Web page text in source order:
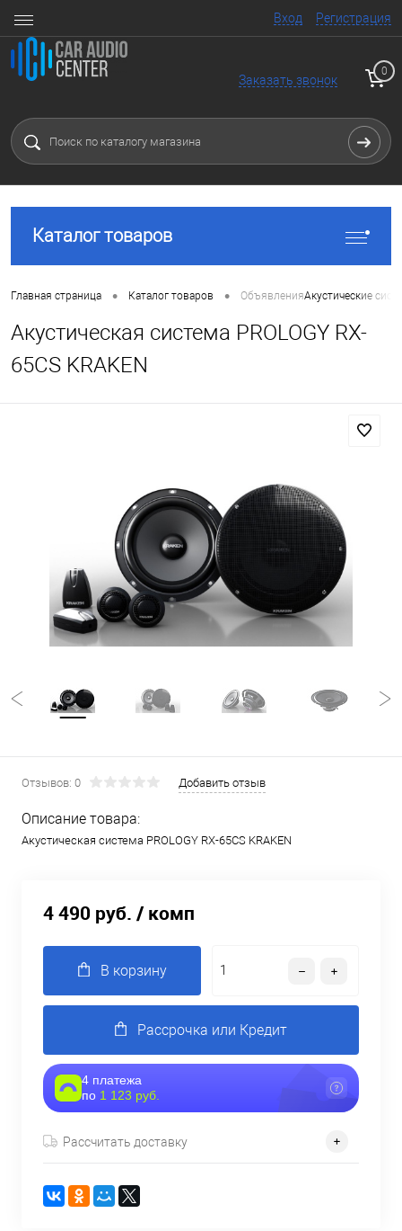
Вход Регистрация
Заказать звонок
0
Каталог товаров
Главная страница • Каталог товаров • ОбъявленияАкустические
Акустическая система PROLOGY RX-
65CS KRAKEN
Отзывов: 0 Добавить отзыв
Описание товара:
Акустическая система PROLOGY RX-65CS KRAKEN
4 490 руб. / комп
В корзину
Рассрочка или Кредит
4 платежа
по 1 123 руб.
Рассчитать доставку